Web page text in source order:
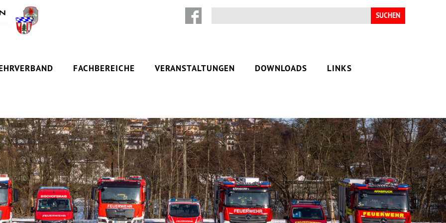
Suchen
nach:
FACHBEREICHE VERANSTALTUNGEN DOWNLOADS LINKS